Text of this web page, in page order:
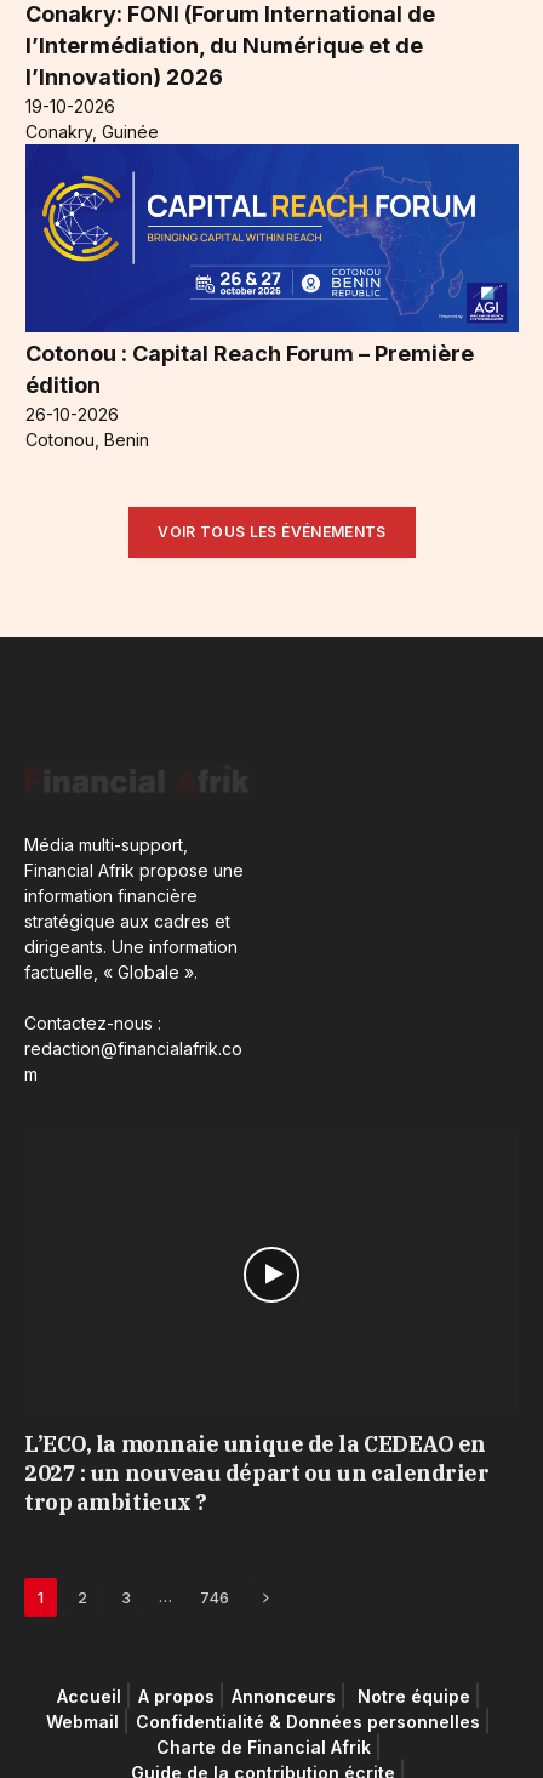
Conakry: FONI (Forum International de
l’Intermédiation, du Numérique et de
l’Innovation) 2026
19-10-2026
Conakry, Guinée
Cotonou : Capital Reach Forum – Première
édition
26-10-2026
Cotonou, Benin
VOIR TOUS LES ÉVÉNEMENTS
Média multi-support,
Financial Afrik propose une
information financière
stratégique aux cadres et
dirigeants. Une information
factuelle, « Globale ».
Contactez-nous :
redaction@financialafrik.co
m
L’ECO, la monnaie unique de la CEDEAO en
2027 : un nouveau départ ou un calendrier
trop ambitieux ?
1 2 3 … 746 Next
Accueil A propos Annonceurs
Notre équipe
Webmail
Confidentialité & Données personnelles
Charte de Financial Afrik
Guide de la contribution écrite